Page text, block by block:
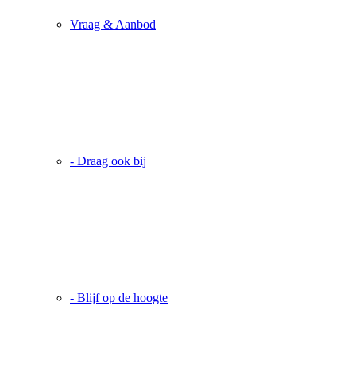
Vraag & Aanbod
- Draag ook bij
- Blijf op de hoogte